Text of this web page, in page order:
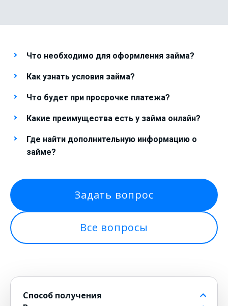
Что необходимо для оформления займа?
Как узнать условия займа?
Что будет при просрочке платежа?
Какие преимущества есть у займа онлайн?
Где найти дополнительную информацию о
займе?
Задать вопрос
Все вопросы
Способ получения